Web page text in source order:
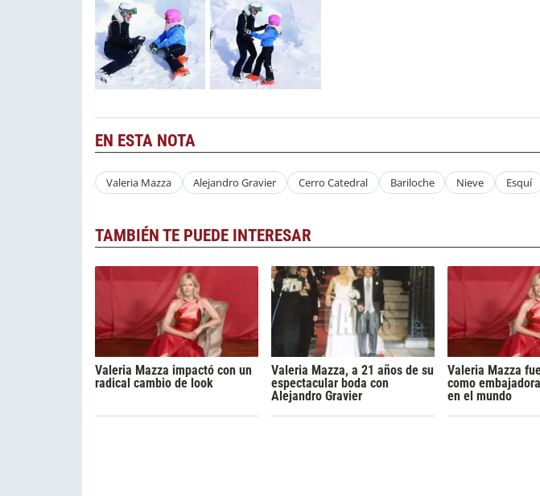
EN ESTA NOTA
Valeria Mazza Alejandro Gravier Cerro Catedral Bariloche Nieve Esquí
TAMBIÉN TE PUEDE INTERESAR
Valeria Mazza impactó con un
radical cambio de look
Valeria Mazza, a 21 años de su
espectacular boda con
Alejandro Gravier
Valeria Mazza
como
en el mundo